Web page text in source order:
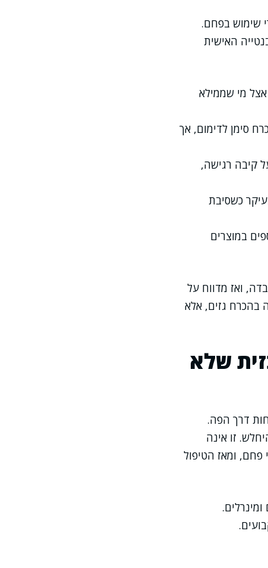
שימוש בפחם.
האישית
מי שממילא
סימן לדימום, אך
קיבה רגישה,
כשסיבת
במוצרים
ואז מדווח על
בהכרח גזים, אלא
שלא
דרך הפה.
זו אינה
ומאז הטיפול